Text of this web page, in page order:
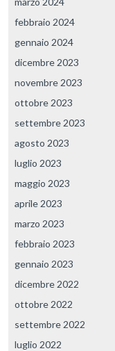
febbraio 2024
gennaio 2024
dicembre 2023
novembre 2023
ottobre 2023
settembre 2023
agosto 2023
luglio 2023
maggio 2023
aprile 2023
marzo 2023
febbraio 2023
gennaio 2023
dicembre 2022
ottobre 2022
settembre 2022
luglio 2022